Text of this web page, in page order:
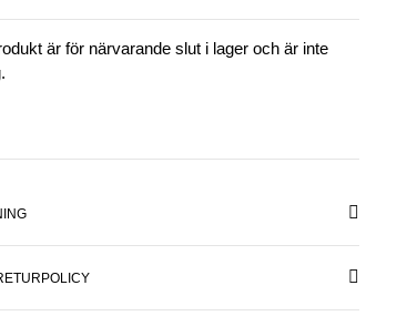
är för närvarande slut i lager och är inte